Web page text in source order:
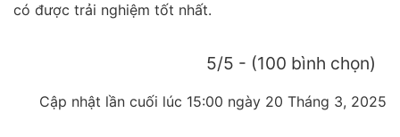
có được trải nghiệm tốt nhất.
5/5 - (100 bình chọn)
Cập nhật lần cuối lúc 15:00 ngày 20 Tháng 3, 2025